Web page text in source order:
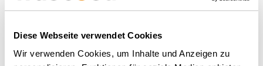
Diese Webseite verwendet Cookies
Wir verwenden Cookies, um Inhalte und Anzeigen zu
Un attelage pour toute
l'Europe.